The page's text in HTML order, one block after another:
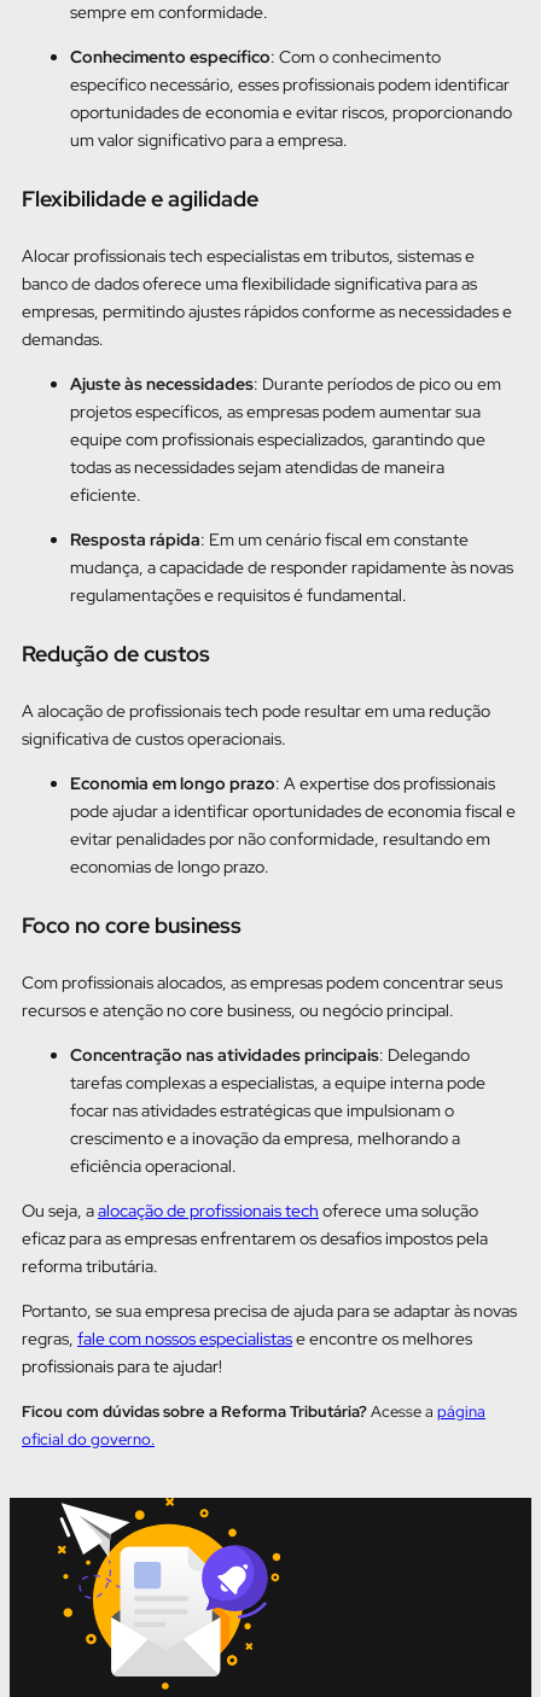
sempre em conformidade.
Conhecimento específico: Com o conhecimento
específico necessário, esses profissionais podem identificar
oportunidades de economia e evitar riscos, proporcionando
um valor significativo para a empresa.
Flexibilidade e agilidade
Alocar profissionais tech especialistas em tributos, sistemas e
banco de dados oferece uma flexibilidade significativa para as
empresas, permitindo ajustes rápidos conforme as necessidades e
demandas.
Ajuste às necessidades: Durante períodos de pico ou em
projetos específicos, as empresas podem aumentar sua
equipe com profissionais especializados, garantindo que
todas as necessidades sejam atendidas de maneira
eficiente.
Resposta rápida: Em um cenário fiscal em constante
mudança, a capacidade de responder rapidamente às novas
regulamentações e requisitos é fundamental.
Redução de custos
A alocação de profissionais tech pode resultar em uma redução
significativa de custos operacionais.
Economia em longo prazo: A expertise dos profissionais
pode ajudar a identificar oportunidades de economia fiscal e
evitar penalidades por não conformidade, resultando em
economias de longo prazo.
Foco no core business
Com profissionais alocados, as empresas podem concentrar seus
recursos e atenção no core business, ou negócio principal.
Concentração nas atividades principais: Delegando
tarefas complexas a especialistas, a equipe interna pode
focar nas atividades estratégicas que impulsionam o
crescimento e a inovação da empresa, melhorando a
eficiência operacional.
Ou seja, aalocação de profissionais tech oferece uma solução
eficaz para as empresas enfrentarem os desafios impostos pela
reforma tributária.
Portanto, se sua empresa precisa de ajuda para se adaptar às novas
regras, fale com nossos especialistase encontre os melhores
profissionais para te ajudar!
Ficou com dúvidas sobre a Reforma Tributária?Acesse a página
oficial do governo.